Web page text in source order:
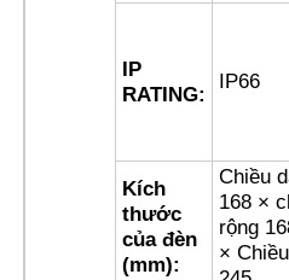
phích cắm và ổ cắm
IP
RATING:
IP66
Kích
thước
của đèn
(mm):
Chiều
168 ×
rộng
×